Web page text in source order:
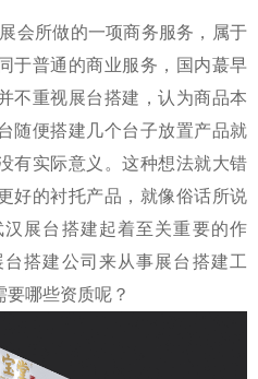
会所做的一项商务服务，属于
于普通的商业服务，国内蕞早
不重视展台搭建，认为商品本
随便搭建几个台子放置产品就
有实际意义。这种想法就大错
好的衬托产品，就像俗话所说
展台搭建起着至关重要的作
搭建公司来从事展台搭建工
要哪些资质呢？